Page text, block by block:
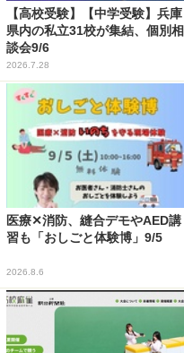
【高校受験】【中学受験】兵庫
県内の私立31校が集結、個別相
談会9/6
2026.7.28
医療✕消防、縫合デモやAED講
習も「おしごと体験博」9/5
2026.8.6